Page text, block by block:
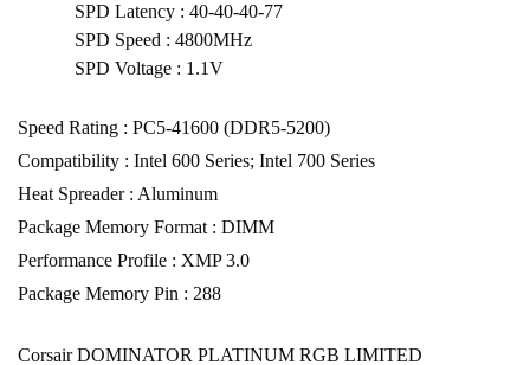
SPD Latency : 40-40-40-77
SPD Speed : 4800MHz
SPD Voltage : 1.1V
Speed Rating : PC5-41600 (DDR5-5200)
Compatibility : Intel 600 Series; Intel 700 Series
Heat Spreader : Aluminum
Package Memory Format : DIMM
Performance Profile : XMP 3.0
Package Memory Pin : 288
Corsair DOMINATOR PLATINUM RGB LIMITED